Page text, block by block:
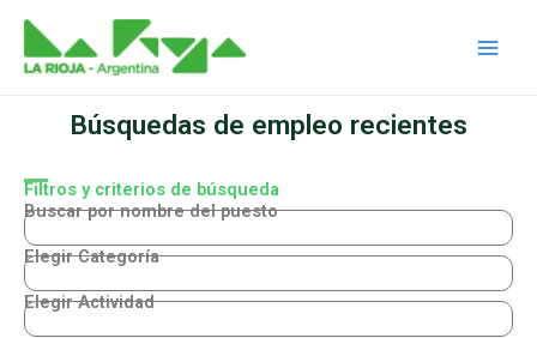
contenido
Búsquedas de empleo recientes
Filtros y criterios de búsqueda
Buscar por nombre del puesto
Elegir Categoría
Elegir Actividad